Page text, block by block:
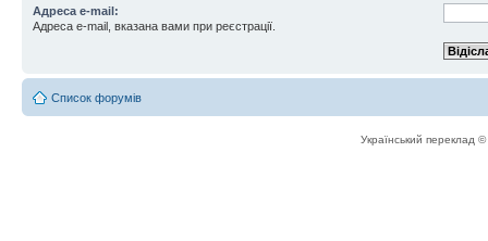
Адреса e-mail:
Адреса e-mail, вказана вами при реєстрації.
Список форумів
Український переклад